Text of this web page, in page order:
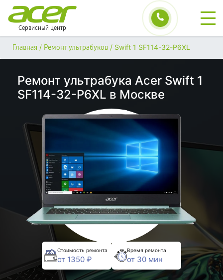
Сервисный центр
Главная / Ремонт ультрабуков / Swift 1 SF114-32-P6XL
Ремонт ультрабука Acer Swift 1
SF114-32-P6XL в Москве
Стоимость ремонта
от 1350 ₽
Время ремонта
от 30 мин